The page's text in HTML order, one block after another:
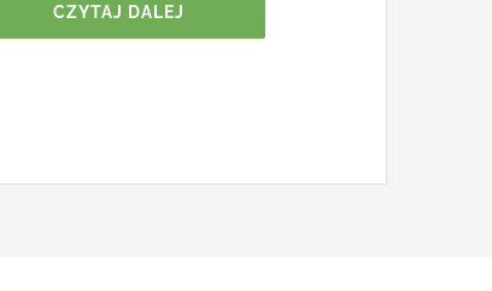
CZYTAJ DALEJ